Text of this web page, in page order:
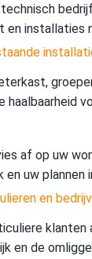
en installaties
af op uw
uw plannen
en
klanten
en de